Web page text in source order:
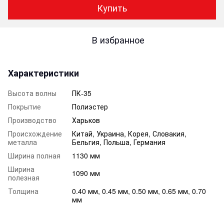
Купить
В избранное
Характеристики
Высота волны
ПК-35
Покрытие
Полиэстер
Производство
Харьков
Происхождение
металла
Китай, Украина, Корея, Словакия,
Бельгия, Польша, Германия
Ширина полная
1130 мм
Ширина
полезная
1090 мм
Толщина
0.40 мм, 0.45 мм, 0.50 мм, 0.65 мм, 0.70
мм